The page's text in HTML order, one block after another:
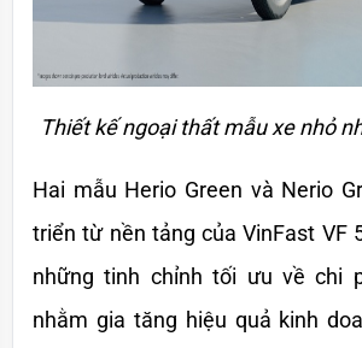
Thiết kế ngoại thất mẫu xe nhỏ
Hai mẫu Herio Green và Nerio
triển từ nền tảng của VinFast VF
những tinh chỉnh tối ưu về chi
nhằm gia tăng hiệu quả kinh